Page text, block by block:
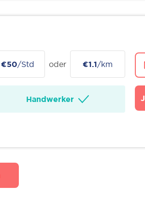
€50/Std oder €1.1/km
Handwerker